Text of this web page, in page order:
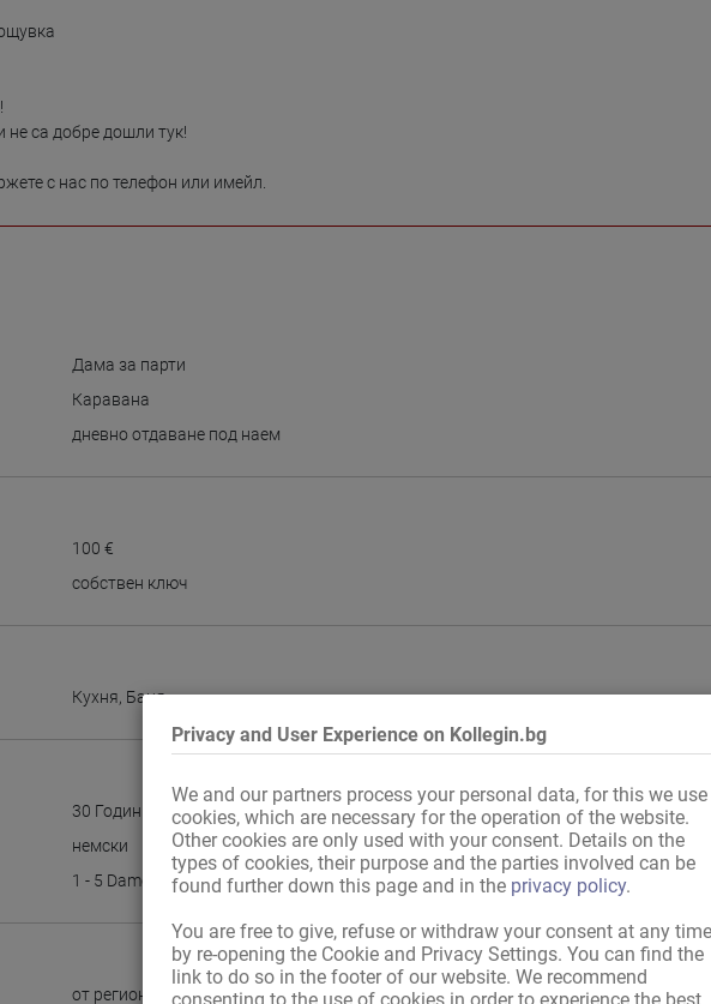
Privacy and User Experience on Kollegin.bg
We and our partners process your personal data, for this we use
cookies, which are necessary for the operation of the website.
Other cookies are only used with your consent. Details on the
types of cookies, their purpose and the parties involved can be
found further down this page and in the privacy policy.
You are free to give, refuse or withdraw your consent at any time
by re-opening the Cookie and Privacy Settings. You can find the
link to do so in the footer of our website. We recommend
са добре дошли тук!
с нас по телефон или имейл.
Дама за парти
Каравана
дневно отдаване под наем
100 €
собствен ключ
Кухня, Баня
30 Години
немски
1 - 5 Damen
от региона Германия,Страна от ЕС,международно с валидни документи